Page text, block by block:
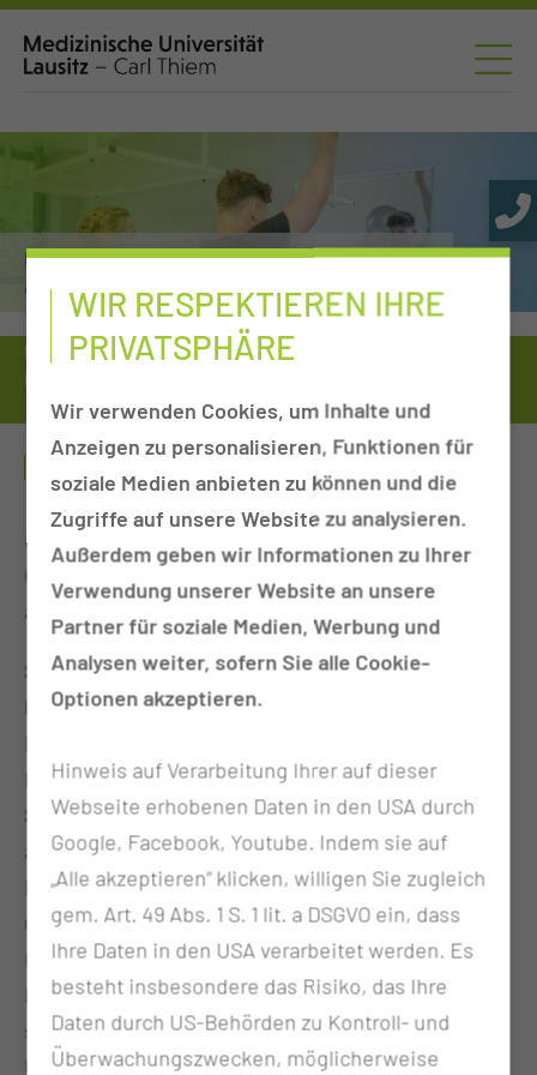
Physiotherapie, funktionelle Ergotherapie
& Logopädie
Medizinische Universität
Einrichtungen von A-Z
Kliniken, Departments & Sektionen
Kältekammer
KÄLTEKAMMER
Die Kältekammer des Carl- Thiem Klinikums
Cottbus wird nicht nur für die Patienten, sondern
auch für ambulante Behandlungen genutzt.
Sie besteht aus drei Kammern mit Temperaturen
bis zu -111°C. Bei Erkrankungen des rheumatischen
Formenkreises und chronischen Schmerzen am
Haltungs- und Bewegungsapparat können
Schmerzen gelindert und Stoffwechselprozesse
angeregt werden. Aber auch bei Depressionen,
Burnout und Migräne wirkt sie durch die Endorphin-
und Adrenalinausschüttung wahre Wunder. Im
Leistungssport gewinnt die Kältekammer auch an
Bedeutung. Sie beschleunigt die Regeneration und
somit die Vermeidung von Fehl- und
Überlastungsschäden. Nach Sportverletzungen
WIR RESPEKTIEREN IHRE
PRIVATSPHÄRE
Wir verwenden Cookies, um Inhalte und
Anzeigen zu personalisieren, Funktionen für
soziale Medien anbieten zu können und die
Zugriffe auf unsere Website zu analysieren.
Außerdem geben wir Informationen zu Ihrer
Verwendung unserer Website an unsere
Partner für soziale Medien, Werbung und
Analysen weiter, sofern Sie alle Cookie-
Optionen akzeptieren.
Hinweis auf Verarbeitung Ihrer auf dieser
Webseite erhobenen Daten in den USA durch
Google, Facebook, Youtube. Indem sie auf
„Alle akzeptieren“ klicken, willigen Sie zugleich
gem. Art. 49 Abs. 1 S. 1 lit. a DSGVO ein, dass
Ihre Daten in den USA verarbeitet werden. Es
besteht insbesondere das Risiko, das Ihre
Daten durch US-Behörden zu Kontroll- und
Überwachungszwecken, möglicherweise